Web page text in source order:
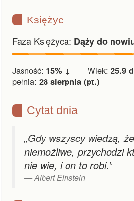
Księżyc
Faza Księżyca: Dąży do
Jasność: 15% ↓ Wiek: 25.9
pełnia: 28 sierpnia (pt.)
Cytat dnia
„Gdy wszyscy wiedzą,
niemożliwe, przychodzi
nie wie, i on to robi.”
Albert Einstein